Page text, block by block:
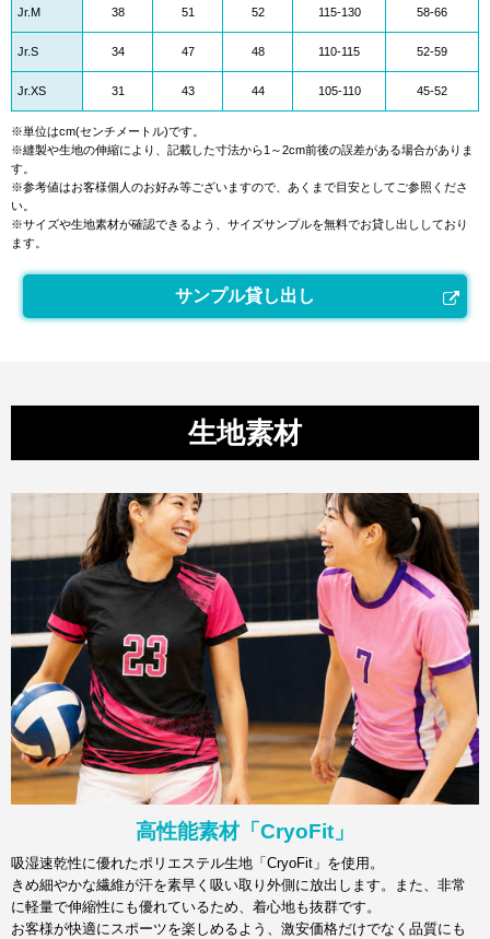
Jr.M 38 51 52 115-130 58-66
Jr.S 34 47 48 110-115 52-59
Jr.XS 31 43 44 105-110 45-52
※単位はcm(センチメートル)です。
※縫製や生地の伸縮により、記載した寸法から1～2cm前後の誤差がある場合がありま
す。
※参考値はお客様個人のお好み等ございますので、あくまで目安としてご参照くださ
い。
※サイズや生地素材が確認できるよう、サイズサンプルを無料でお貸し出ししており
ます。
サンプル貸し出し
生地素材
高性能素材「CryoFit」
吸湿速乾性に優れたポリエステル生地「CryoFit」を使用。
きめ細やかな繊維が汗を素早く吸い取り外側に放出します。また、非常
に軽量で伸縮性にも優れているため、着心地も抜群です。
お客様が快適にスポーツを楽しめるよう、激安価格だけでなく品質にも